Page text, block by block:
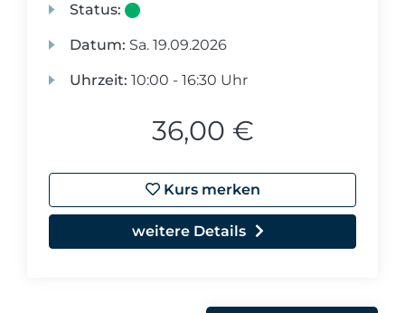
Status:
Datum: Sa. 19.09.2026
Uhrzeit: 10:00 - 16:30 Uhr
36,00 €
Kurs merken
weitere Details